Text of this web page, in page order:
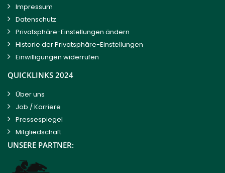
Impressum
Datenschutz
Privatsphäre-Einstellungen ändern
Historie der Privatsphäre-Einstellungen
Einwilligungen widerrufen
QUICKLINKS 2024
Über uns
Job / Karriere
Pressespiegel
Mitgliedschaft
UNSERE PARTNER: